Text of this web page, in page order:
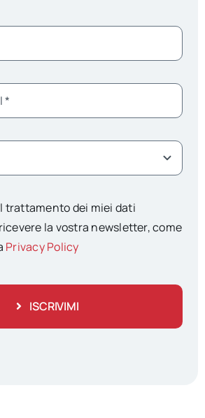
trattamento dei miei dati
la vostra newsletter, come
Privacy Policy
ISCRIVIMI